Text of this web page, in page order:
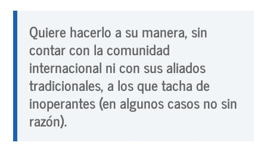
Quiere hacerlo a su manera, sin
contar con la comunidad
internacional ni con sus aliados
tradicionales, a los que tacha de
inoperantes (en algunos casos no sin
razón).